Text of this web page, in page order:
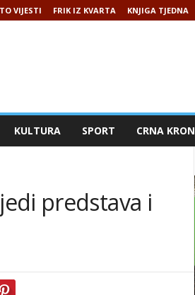
VIJESTI FRIK IZ KVARTA KNJIGA TJEDNA
KULTURA SPORT CRNA
predstava i